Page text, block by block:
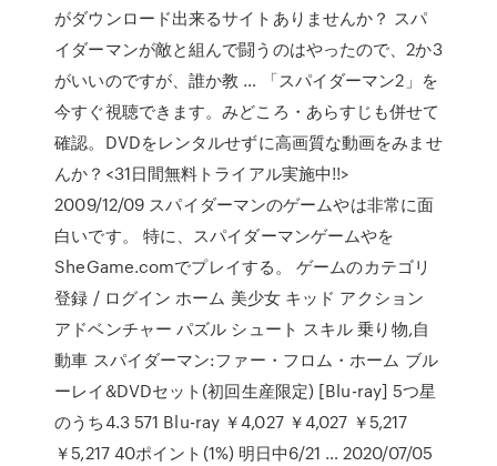
がダウンロード出来るサイトありませんか？ スパ
イダーマンが敵と組んで闘うのはやったので、2か3
がいいのですが、誰か教 … 「スパイダーマン2」を
今すぐ視聴できます。みどころ・あらすじも併せて
確認。DVDをレンタルせずに高画質な動画をみませ
んか？<31日間無料トライアル実施中!!>
2009/12/09 スパイダーマンのゲームやは非常に面
白いです。 特に、スパイダーマンゲームやを
SheGame.comでプレイする。 ゲームのカテゴリ
登録 / ログイン ホーム 美少女 キッド アクション
アドベンチャー パズル シュート スキル 乗り物,自
動車 スパイダーマン:ファー・フロム・ホーム ブル
ーレイ&DVDセット(初回生産限定) [Blu-ray] 5つ星
のうち4.3 571 Blu-ray ￥4,027 ￥4,027 ￥5,217
￥5,217 40ポイント(1%) 明日中6/21 … 2020/07/05